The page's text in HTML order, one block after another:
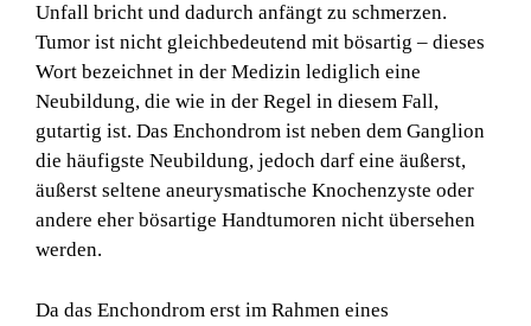
Unfall bricht und dadurch anfängt zu schmerzen.
Tumor ist nicht gleichbedeutend mit bösartig – dieses
Wort bezeichnet in der Medizin lediglich eine
Neubildung, die wie in der Regel in diesem Fall,
gutartig ist. Das Enchondrom ist neben dem Ganglion
die häufigste Neubildung, jedoch darf eine äußerst,
äußerst seltene aneurysmatische Knochenzyste oder
andere eher bösartige Handtumoren nicht übersehen
werden.
Da das Enchondrom erst im Rahmen eines